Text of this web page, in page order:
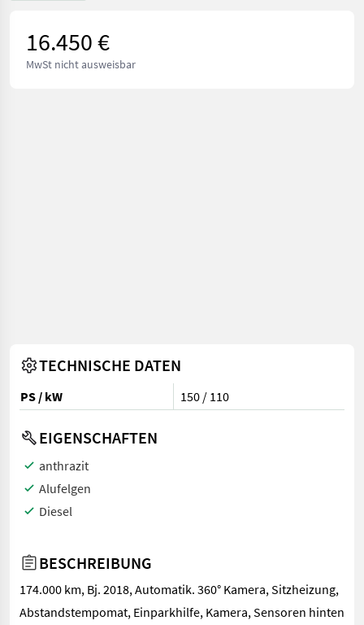
16.450 €
MwSt nicht ausweisbar
TECHNISCHE DATEN
PS / kW 150 / 110
EIGENSCHAFTEN
anthrazit
Alufelgen
Diesel
BESCHREIBUNG
174.000 km, Bj. 2018, Automatik. 360° Kamera, Sitzheizung,
Abstandstempomat, Einparkhilfe, Kamera, Sensoren hinten